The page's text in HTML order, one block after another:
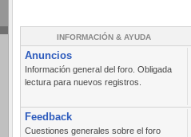
INFORMACIÓN & AYUDA
Anuncios
Información general del foro. Obligada
lectura para nuevos registros.
Feedback
Cuestiones generales sobre el foro